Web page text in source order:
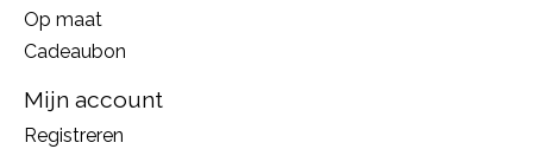
Op maat
Cadeaubon
Mijn account
Registreren